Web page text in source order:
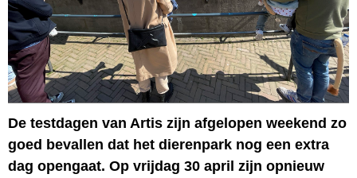
De testdagen van Artis zijn afgelopen weekend zo
goed bevallen dat het dierenpark nog een extra
dag opengaat. Op vrijdag 30 april zijn opnieuw